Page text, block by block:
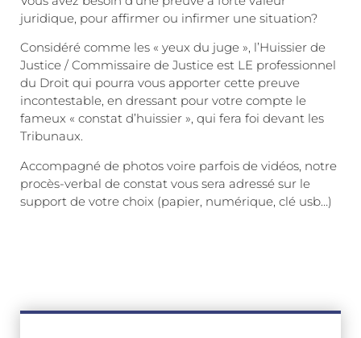
juridique, pour affirmer ou infirmer une situation?
Considéré comme les « yeux du juge », l’Huissier de
Justice / Commissaire de Justice est LE professionnel
du Droit qui pourra vous apporter cette preuve
incontestable, en dressant pour votre compte le
fameux « constat d’huissier », qui fera foi devant les
Tribunaux.
Accompagné de photos voire parfois de vidéos, notre
procès-verbal de constat vous sera adressé sur le
support de votre choix (papier, numérique, clé usb…)